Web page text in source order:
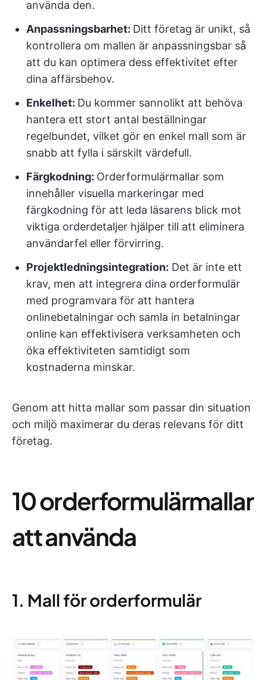
använda den.
Anpassningsbarhet: Ditt företag är unikt, så
kontrollera om mallen är anpassningsbar så
att du kan optimera dess effektivitet efter
dina affärsbehov.
Enkelhet: Du kommer sannolikt att behöva
hantera ett stort antal beställningar
regelbundet, vilket gör en enkel mall som är
snabb att fylla i särskilt värdefull.
Färgkodning: Orderformulärmallar som
innehåller visuella markeringar med
färgkodning för att leda läsarens blick mot
viktiga orderdetaljer hjälper till att eliminera
användarfel eller förvirring.
Projektledningsintegration: Det är inte ett
krav, men att integrera dina orderformulär
med programvara för att hantera
onlinebetalningar och samla in betalningar
online kan effektivisera verksamheten och
öka effektiviteten samtidigt som
kostnaderna minskar.
Genom att hitta mallar som passar din situation
och miljö maximerar du deras relevans för ditt
företag.
10 orderformulärmallar
att använda
1. Mall för orderformulär